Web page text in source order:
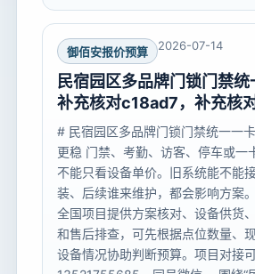
御佰安报价预算 2026-07-14
民宿园区多品牌门锁门禁统
补充核对c18ad7，补充核
# 民宿园区多品牌门锁门禁统一一
更稳 门禁、考勤、访客、停车或一
不能只看设备单价。旧系统能不能
装、后续谁来维护，都会影响方案
全国项目提供方案核对、设备供货
和售后排查，可先根据点位数量、
设备情况协助判断预算。项目对接